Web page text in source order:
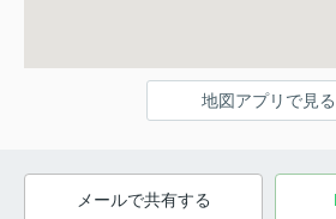
地図アプリで見る
メールで共有する